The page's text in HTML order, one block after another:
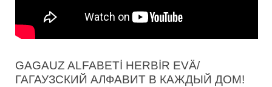
GAGAUZ ALFABETİ HERBİR EVÄ/
ГАГАУЗСКИЙ АЛФАВИТ В КАЖДЫЙ ДОМ!